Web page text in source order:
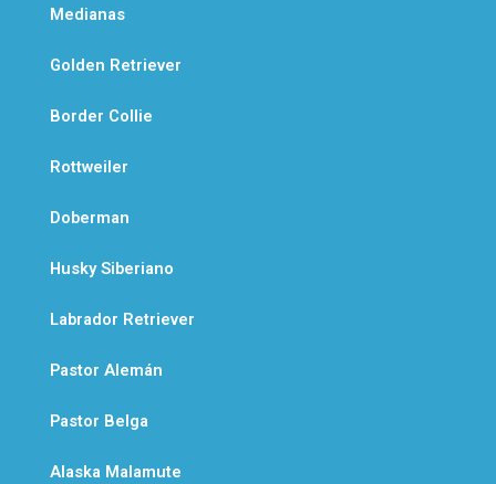
Medianas
Golden Retriever
Border Collie
Rottweiler
Doberman
Husky Siberiano
Labrador Retriever
Pastor Alemán
Pastor Belga
Alaska Malamute